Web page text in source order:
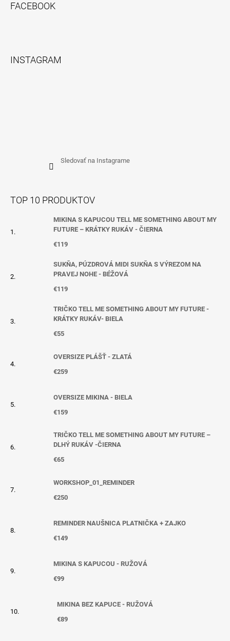
FACEBOOK
INSTAGRAM
Sledovať na Instagrame
TOP 10 PRODUKTOV
MIKINA S KAPUCOU TELL ME SOMETHING ABOUT MY
FUTURE – KRÁTKY RUKÁV - ČIERNA
€119
SUKŇA, PÚZDROVÁ MIDI SUKŇA S VÝREZOM NA
PRAVEJ NOHE - BÉŽOVÁ
€119
TRIČKO TELL ME SOMETHING ABOUT MY FUTURE -
KRÁTKY RUKÁV- BIELA
€55
OVERSIZE PLÁŠŤ - ZLATÁ
€259
OVERSIZE MIKINA - BIELA
€159
TRIČKO TELL ME SOMETHING ABOUT MY FUTURE –
DLHÝ RUKÁV -ČIERNA
€65
WORKSHOP_01_REMINDER
€250
REMINDER NAUŠNICA PLATNIČKA + ZAJKO
€149
MIKINA S KAPUCOU - RUŽOVÁ
€99
MIKINA BEZ KAPUCE - RUŽOVÁ
€89